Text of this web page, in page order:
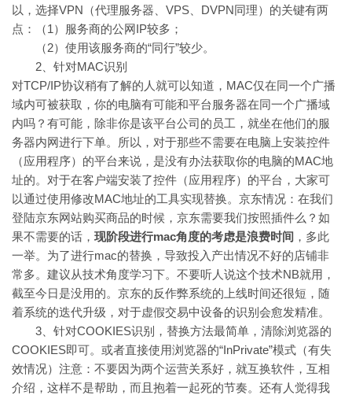
以，选择VPN（代理服务器、VPS、DVPN同理）的关键有两
点：（1）服务商的公网IP较多；
（2）使用该服务商的“同行”较少。
2、针对MAC识别
对TCP/IP协议稍有了解的人就可以知道，MAC仅在同一个广播
域内可被获取，你的电脑有可能和平台服务器在同一个广播域
内吗？有可能，除非你是该平台公司的员工，就坐在他们的服
务器内网进行下单。所以，对于那些不需要在电脑上安装控件
（应用程序）的平台来说，是没有办法获取你的电脑的MAC地
址的。对于在客户端安装了控件（应用程序）的平台，大家可
以通过使用修改MAC地址的工具实现替换。京东情况：在我们
登陆京东网站购买商品的时候，京东需要我们按照插件么？如
果不需要的话， 现阶段进行mac角度的考虑是浪费时间 ，多此
一举。为了进行mac的替换，导致投入产出情况不好的店铺非
常多。建议从技术角度学习下。不要听人说这个技术NB就用，
截至今日是没用的。京东的反作弊系统的上线时间还很短，随
着系统的迭代升级，对于虚假交易中设备的识别会愈发精准。
3、针对COOKIES识别，替换方法最简单，清除浏览器的
COOKIES即可。或者直接使用浏览器的“InPrivate”模式（有失
效情况）注意：不要因为两个运营关系好，就互换软件，互相
介绍，这样不是帮助，而且抱着一起死的节奏。还有人觉得我